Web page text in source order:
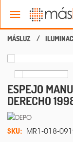
ESPEJO
DERECHO
SKU: MR1-018-